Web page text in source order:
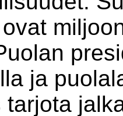
ja
tarjota